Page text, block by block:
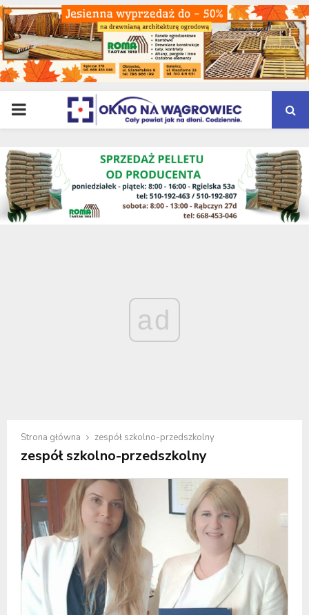
PRIMARY
MENU
ad
Strona główna zespół szkolno-przedszkolny
zespół szkolno-przedszkolny